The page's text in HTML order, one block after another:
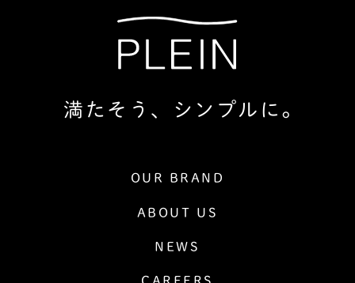
満たそう、シンプルに。
OUR BRAND
ABOUT US
NEWS